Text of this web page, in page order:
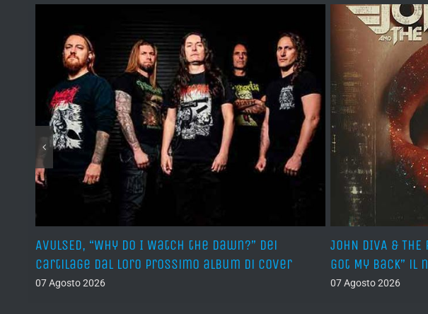
AVULSED, “Why Do I Watch the Dawn?” dei
Cartilage dal loro prossimo album di cover
07 Agosto 2026
JOHN DIVA & THE
Got My Back” il
07 Agosto 2026